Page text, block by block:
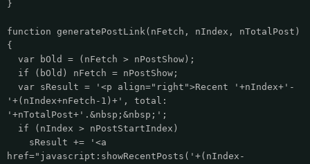
}
function generatePostLink(nFetch, nIndex, nTotalPost)
{
var bOld = (nFetch > nPostShow);
if (bOld) nFetch = nPostShow;
var sResult = '<p align="right">Recent '+nIndex+'-
'+(nIndex+nFetch-1)+', total:
'+nTotalPost+'.&nbsp;&nbsp;';
if (nIndex > nPostStartIndex)
sResult += '<a
href="javascript:showRecentPosts('+(nIndex-